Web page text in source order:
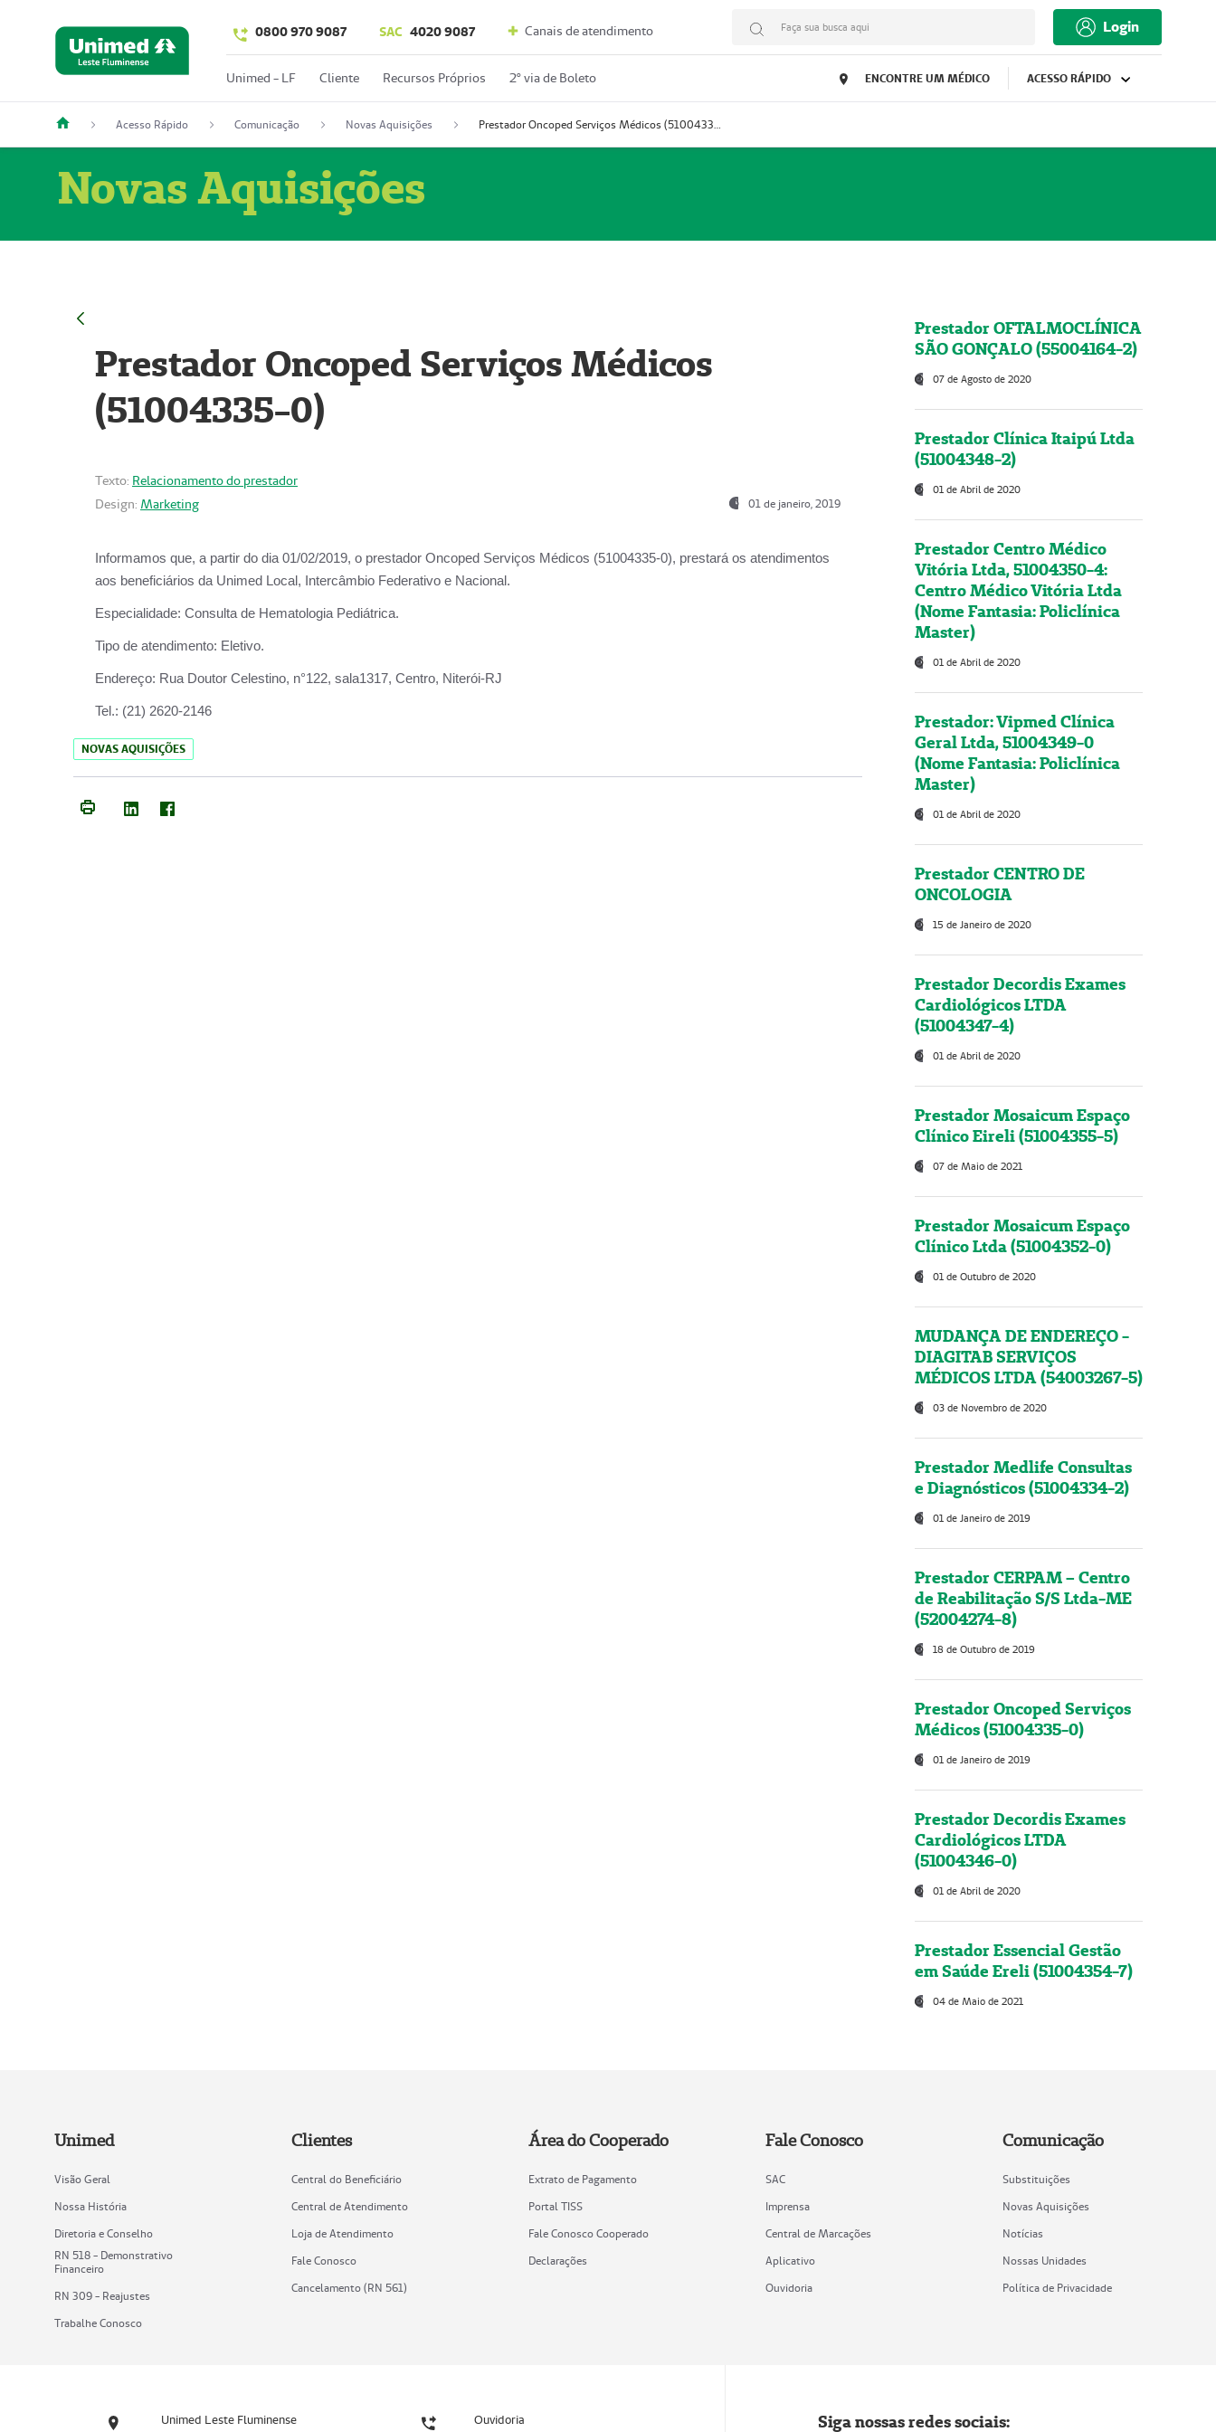
0800 970 9087 SAC 4020 9087 Canais de atendimento Faça sua busca aqui Login
Unimed - LF Cliente Recursos Próprios 2º via de Boleto ENCONTRE UM MÉDICO ACESSO RÁPIDO
Acesso Rápido Comunicação Novas Aquisições Prestador Oncoped Serviços Médicos (51004335-0)
Novas Aquisições
Prestador Oncoped Serviços Médicos
(51004335-0)
Texto: Relacionamento do prestador
Design: Marketing 01 de janeiro, 2019
Informamos que, a partir do dia 01/02/2019, o prestador Oncoped Serviços Médicos (51004335-0), prestará os atendimentos
aos beneficiários da Unimed Local, Intercâmbio Federativo e Nacional.
Especialidade: Consulta de Hematologia Pediátrica.
Tipo de atendimento: Eletivo.
Endereço: Rua Doutor Celestino, n°122, sala1317, Centro, Niterói-RJ
Tel.: (21) 2620-2146
NOVAS AQUISIÇÕES
Prestador OFTALMOCLÍNICA
SÃO GONÇALO (55004164-2)
07 de Agosto de 2020
Prestador Clínica Itaipú Ltda
(51004348-2)
01 de Abril de 2020
Prestador Centro Médico
Vitória Ltda, 51004350-4:
Centro Médico Vitória Ltda
(Nome Fantasia: Policlínica
Master)
01 de Abril de 2020
Prestador: Vipmed Clínica
Geral Ltda, 51004349-0
(Nome Fantasia: Policlínica
Master)
01 de Abril de 2020
Prestador CENTRO DE
ONCOLOGIA
15 de Janeiro de 2020
Prestador Decordis Exames
Cardiológicos LTDA
(51004347-4)
01 de Abril de 2020
Prestador Mosaicum Espaço
Clínico Eireli (51004355-5)
07 de Maio de 2021
Prestador Mosaicum Espaço
Clínico Ltda (51004352-0)
01 de Outubro de 2020
MUDANÇA DE ENDEREÇO -
DIAGITAB SERVIÇOS
MÉDICOS LTDA (54003267-5)
03 de Novembro de 2020
Prestador Medlife Consultas
e Diagnósticos (51004334-2)
01 de Janeiro de 2019
Prestador CERPAM – Centro
de Reabilitação S/S Ltda-ME
(52004274-8)
18 de Outubro de 2019
Prestador Oncoped Serviços
Médicos (51004335-0)
01 de Janeiro de 2019
Prestador Decordis Exames
Cardiológicos LTDA
(51004346-0)
01 de Abril de 2020
Prestador Essencial Gestão
em Saúde Ereli (51004354-7)
04 de Maio de 2021
Unimed
Visão Geral
Nossa História
Diretoria e Conselho
RN 518 - Demonstrativo
Financeiro
RN 309 - Reajustes
Trabalhe Conosco
Clientes
Central do Beneficiário
Central de Atendimento
Loja de Atendimento
Fale Conosco
Cancelamento (RN 561)
Área do Cooperado
Extrato de Pagamento
Portal TISS
Fale Conosco Cooperado
Declarações
Fale Conosco
SAC
Imprensa
Central de Marcações
Aplicativo
Ouvidoria
Comunicação
Substituições
Novas Aquisições
Notícias
Nossas Unidades
Política de Privacidade
Unimed Leste Fluminense Ouvidoria Siga nossas redes sociais: